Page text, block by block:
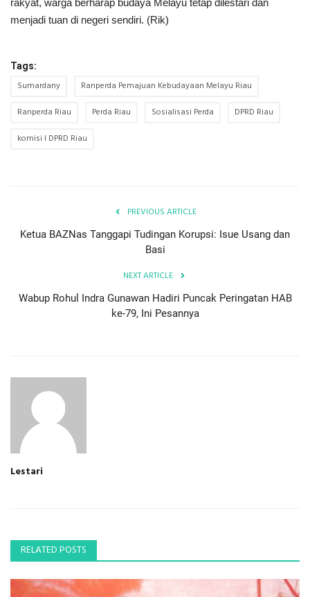
menjadi tuan di negeri sendiri. (Rik)
Tags:
Sumardany
Ranperda Pemajuan Kebudayaan Melayu Riau
Ranperda Riau
Perda Riau Sosialisasi Perda
DPRD Riau
komisi I DPRD Riau
PREVIOUS ARTICLE
Ketua BAZNas Tanggapi Tudingan Korupsi: Isue Usang dan
Basi
NEXT ARTICLE
Wabup Rohul Indra Gunawan Hadiri Puncak Peringatan HAB
ke-79, Ini Pesannya
Lestari
RELATED POSTS